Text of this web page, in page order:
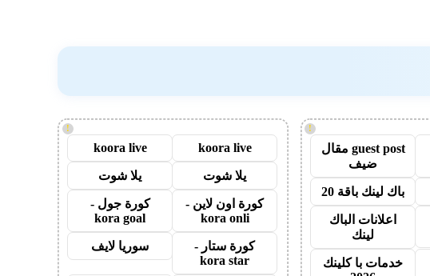
!
guest post مقال
ضيف
باك لينك باقة 20
اعلانات الباك
لينك
خدمات با كلينك
!
koora live
koora live
يلا شوت يلا شوت
كورة اون لاين -
kora onli
كورة جول -
kora goal
كورة ستار -
kora star
سوريا لايف